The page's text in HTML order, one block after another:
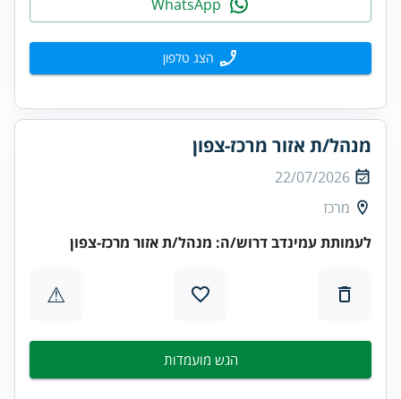
הצג טלפון
מנהל/ת אזור מרכז-צפון
22/07/2026
מרכז
לעמותת עמינדב דרוש/ה: מנהל/ת אזור מרכז-צפון
⚠
הגש מועמדות